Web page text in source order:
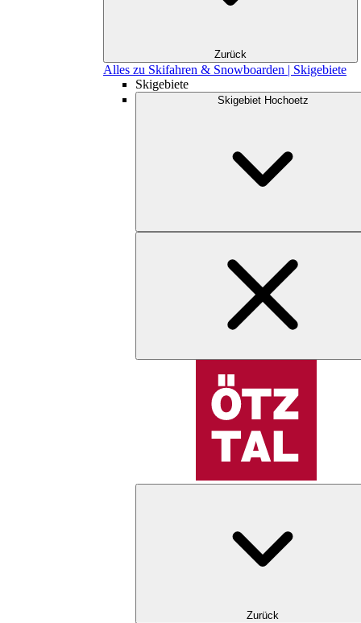
Zurück
Alles zu Skifahren & Snowboarden | Skigebiete
Skigebiete
Skigebiet Hochoetz
Zurück